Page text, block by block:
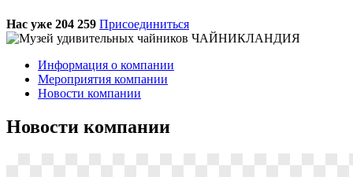
Нас уже 204 259 Присоединиться
Информация о компании
Мероприятия компании
Новости компании
Новости компании